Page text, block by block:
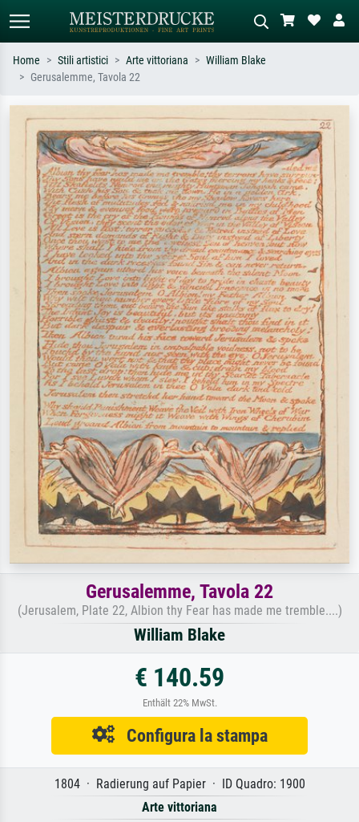
Cerca per artista, titolo o stile – es.
Monet, Notte stellata,
Impressionismo, onda di Hokusai,
nudo.
Descrivi la scena – es. prato verde,
astratto con molto rosso, dipinto a
olio scuro, nudo in piedi vicino a un
albero.
Home Stili artistici Arte vittoriana
William Blake
Gerusalemme, Tavola 22
Gerusalemme, Tavola 22
(Jerusalem, Plate 22, Albion thy Fear has made me tremble....)
William Blake
€ 140.59
Enthält 22% MwSt.
Configura la stampa
1804 · Radierung auf Papier · ID Quadro: 1900
Arte vittoriana